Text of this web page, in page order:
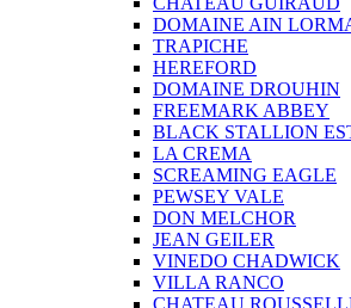
DOMAINE AIN
TRAPICHE
HEREFORD
DOMAINE DROUHIN
FREEMARK ABBEY
BLACK STALLION
LA CREMA
SCREAMING EAGLE
PEWSEY VALE
DON MELCHOR
JEAN GEILER
VINEDO CHADWICK
VILLA RANCO
CHATEAU